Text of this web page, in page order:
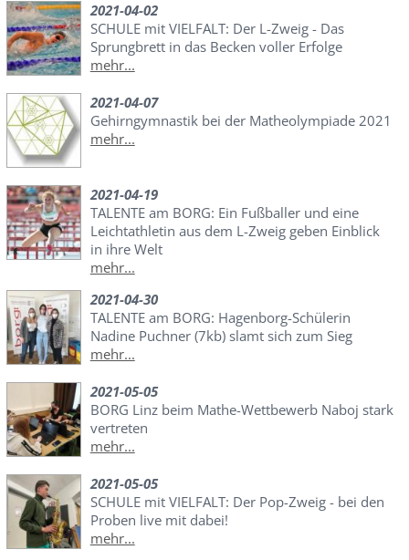
2021-04-02
SCHULE mit VIELFALT: Der L-Zweig - Das
Sprungbrett in das Becken voller Erfolge
mehr...
2021-04-07
Gehirngymnastik bei der Matheolympiade 2021
mehr...
2021-04-19
TALENTE am BORG: Ein Fußballer und eine
Leichtathletin aus dem L-Zweig geben Einblick
in ihre Welt
mehr...
2021-04-30
TALENTE am BORG: Hagenborg-Schülerin
Nadine Puchner (7kb) slamt sich zum Sieg
mehr...
2021-05-05
BORG Linz beim Mathe-Wettbewerb Naboj stark
vertreten
mehr...
2021-05-05
SCHULE mit VIELFALT: Der Pop-Zweig - bei den
Proben live mit dabei!
mehr...